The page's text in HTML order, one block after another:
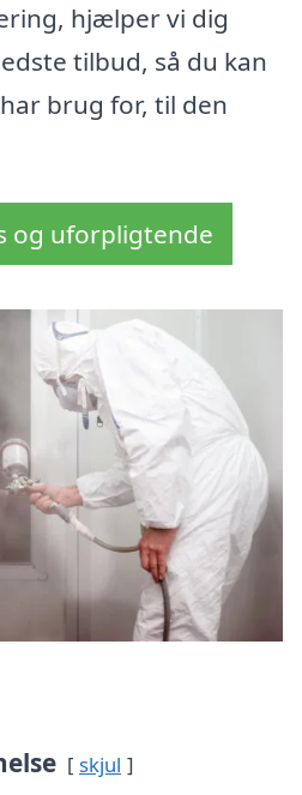
hjælper vi dig
tilbud, så du kan
brug for, til den
og uforpligtende
skjul